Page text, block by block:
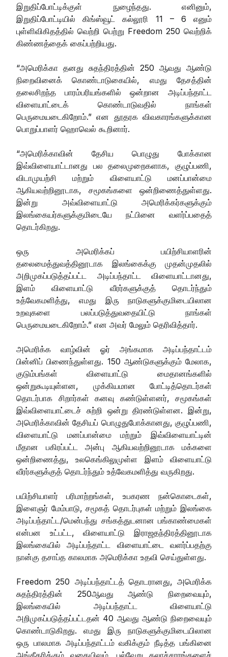
இறுதிப்போட்டிக்குள் நுழைந்தது. எனினும்,
இறுதிப்போட்டியில் கிங்ஸ்வூட் கல்லூரி 11 – 6 எனும்
புள்ளிவிகிதத்தில் வெற்றி பெற்று Freedom 250 வெற்றிக்
கிண்ணத்தைக் கைப்பற்றியது.
“அமெரிக்கா தனது சுதந்திரத்தின் 250 ஆவது ஆண்டு
நிறைவினைக் கொண்டாடுகையில், எமது தேசத்தின்
தலைசிறந்த பாரம்பரியங்களில் ஒன்றான அடிப்பந்தாட்ட
விளையாட்டைக் கொண்டாடுவதில் நாங்கள்
பெருமையடைகிறோம்.” என தூதரக விவகாரங்களுக்கான
பொறுப்பாளர் ஹொவெல் கூறினார்.
“அமெரிக்காவின் தேசிய பொழுது போக்கான
இவ்விளையாட்டானது பல தலைமுறைகளாக, குழுப்பணி,
விடாமுயற்சி மற்றும் விளையாட்டு மனப்பான்மை
ஆகியவற்றினூடாக, சமூகங்களை ஒன்றிணைத்துள்ளது.
இன்று அவ்விளையாட்டு அமெரிக்கர்களுக்கும்
இலங்கையர்களுக்குமிடையே நட்பினை வளர்ப்பதைத்
தொடர்கிறது.
ஒரு அமெரிக்கப் பயிற்சியாளரின்
தலைமைத்துவத்தினூடாக இலங்கைக்கு முதன்முதலில்
அறிமுகப்படுத்தப்பட்ட அடிப்பந்தாட்ட விளையாட்டானது,
இளம் விளையாட்டு வீரர்களுக்குத் தொடர்ந்தும்
உத்வேகமளித்து, எமது இரு நாடுகளுக்குமிடையிலான
உறவுகளை பலப்படுத்துவதையிட்டு நாங்கள்
பெருமையடைகிறோம்.” என அவர் மேலும் தெரிவித்தார்.
அமெரிக்க வாழ்வின் ஓர் அங்கமாக அடிப்பந்தாட்டம்
பின்னிப் பிணைந்துள்ளது. 150 ஆண்டுகளுக்கும் மேலாக,
குடும்பங்கள் விளையாட்டு மைதானங்களில்
ஒன்றுகூடியுள்ளன, முக்கியமான போட்டித்தொடர்கள்
தொடர்பாக சிறார்கள் கனவு கண்டுள்ளனர், சமூகங்கள்
இவ்விளையாட்டைச் சுற்றி ஒன்று திரண்டுள்ளன. இன்று,
அமெரிக்காவின் தேசியப் பொழுதுபோக்கானது, குழுப்பணி,
விளையாட்டு மனப்பான்மை மற்றும் இவ்விளையாட்டின்
மீதான பகிரப்பட்ட அன்பு ஆகியவற்றினூடாக மக்களை
ஒன்றிணைத்து, உலகெங்கிலுமுள்ள இளம் விளையாட்டு
வீரர்களுக்குத் தொடர்ந்தும் உத்வேகமளித்து வருகிறது.
பயிற்சியாளர் பரிமாற்றங்கள், உபகரண நன்கொடைகள்,
இளைஞர் மேம்பாடு, சமூகத் தொடர்புகள் மற்றும் இலங்கை
அடிப்பந்தாட்ட/மென்பந்து சங்கத்துடனான பங்காண்மைகள்
என்பன உட்பட்ட, விளையாட்டு இராஜதந்திரத்தினூடாக
இலங்கையில் அடிப்பந்தாட்ட விளையாட்டை வளர்ப்பதற்கு
நான்கு தசாப்த காலமாக அமெரிக்கா உதவி செய்துள்ளது.
Freedom 250 அடிப்பந்தாட்டத் தொடரானது, அமெரிக்க
சுதந்திரத்தின் 250ஆவது ஆண்டு நிறைவையும்,
இலங்கையில் அடிப்பந்தாட்ட விளையாட்டு
அறிமுகப்படுத்தப்பட்டதன் 40 ஆவது ஆண்டு நிறைவையும்
கொண்டாடுகிறது. எமது இரு நாடுகளுக்குமிடையிலான
ஒரு பாலமாக அடிப்பந்தாட்டம் வகிக்கும் நீடித்த பங்கினை
அங்கீகரிக்கும் வகையிலும், பல்வேறு கலாச்சாரங்களைச்